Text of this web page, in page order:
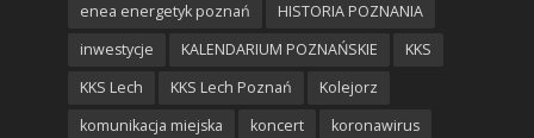
enea energetyk poznań
HISTORIA POZNANIA
inwestycje
KALENDARIUM POZNAŃSKIE
KKS
KKS Lech
KKS Lech Poznań
Kolejorz
komunikacja miejska
koncert
koronawirus